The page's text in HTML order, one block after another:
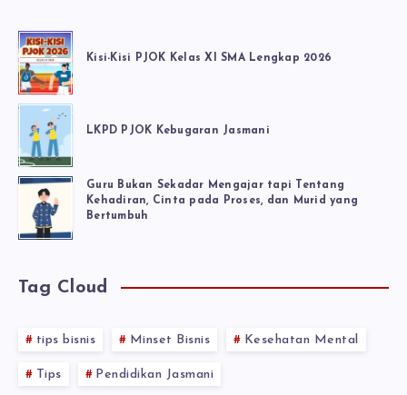
Kisi-Kisi PJOK Kelas XI SMA Lengkap 2026
LKPD PJOK Kebugaran Jasmani
Guru Bukan Sekadar Mengajar tapi Tentang
Kehadiran, Cinta pada Proses, dan Murid yang
Bertumbuh
Tag Cloud
tips bisnis Minset Bisnis Kesehatan Mental
Tips Pendidikan Jasmani